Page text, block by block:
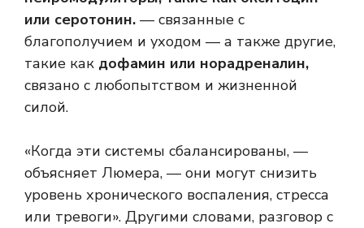
или серотонин. — связанные с
благополучием и уходом — а также другие,
такие как дофамин или норадреналин,
связано с любопытством и жизненной
силой.
«Когда эти системы сбалансированы, —
объясняет Люмера, — они могут снизить
уровень хронического воспаления, стресса
или тревоги». Другими словами, разговор с